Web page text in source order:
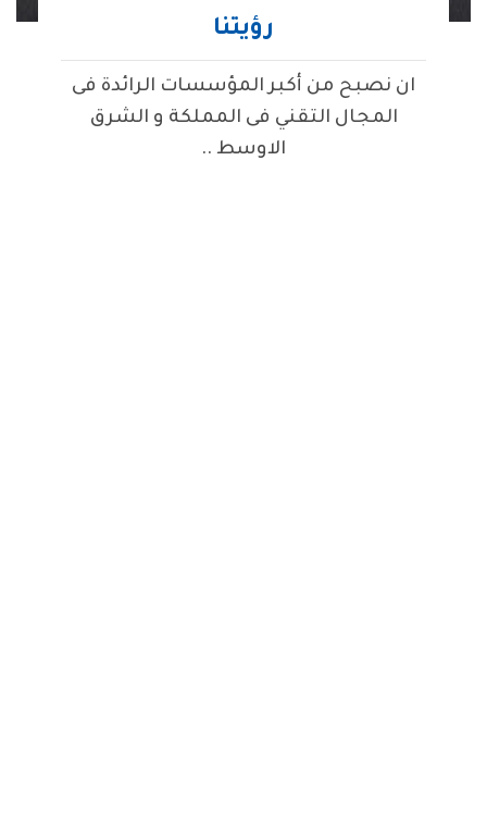
رؤيتنا
ان نصبح من أكبر المؤسسات الرائدة فى
المجال التقني فى المملكة و الشرق
الاوسط ..